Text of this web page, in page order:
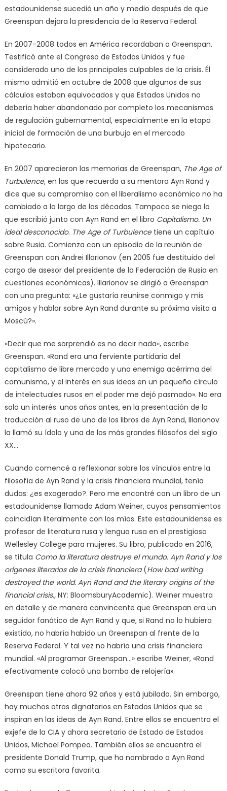
estadounidense sucedió un año y medio después de que
Greenspan dejara la presidencia de la Reserva Federal.
En 2007-2008 todos en América recordaban a Greenspan.
Testificó ante el Congreso de Estados Unidos y fue
considerado uno de los principales culpables de la crisis. Él
mismo admitió en octubre de 2008 que algunos de sus
cálculos estaban equivocados y que Estados Unidos no
debería haber abandonado por completo los mecanismos
de regulación gubernamental, especialmente en la etapa
inicial de formación de una burbuja en el mercado
hipotecario.
En 2007 aparecieron las memorias de Greenspan, The Age of
Turbulence, en las que recuerda a su mentora Ayn Rand y
dice que su compromiso con el liberalismo económico no ha
cambiado a lo largo de las décadas. Tampoco se niega lo
que escribió junto con Ayn Rand en el libro Capitalismo. Un
ideal desconocido. The Age of Turbulence tiene un capítulo
sobre Rusia. Comienza con un episodio de la reunión de
Greenspan con Andrei Illarionov (en 2005 fue destituido del
cargo de asesor del presidente de la Federación de Rusia en
cuestiones económicas). Illarionov se dirigió a Greenspan
con una pregunta: «¿Le gustaría reunirse conmigo y mis
amigos y hablar sobre Ayn Rand durante su próxima visita a
Moscú?».
«Decir que me sorprendió es no decir nada», escribe
Greenspan. «Rand era una ferviente partidaria del
capitalismo de libre mercado y una enemiga acérrima del
comunismo, y el interés en sus ideas en un pequeño círculo
de intelectuales rusos en el poder me dejó pasmado». No era
solo un interés: unos años antes, en la presentación de la
traducción al ruso de uno de los libros de Ayn Rand, Illarionov
la llamó su ídolo y una de los más grandes filósofos del siglo
XX…
Cuando comencé a reflexionar sobre los vínculos entre la
filosofía de Ayn Rand y la crisis financiera mundial, tenía
dudas: ¿es exagerado?. Pero me encontré con un libro de un
estadounidense llamado Adam Weiner, cuyos pensamientos
coincidían literalmente con los míos. Este estadounidense es
profesor de literatura rusa y lengua rusa en el prestigioso
Wellesley College para mujeres. Su libro, publicado en 2016,
se titula Como la literatura destruye el mundo. Ayn Rand y los
orígenes literarios de la crisis financiera(How bad writing
destroyed the world. Ayn Rand and the literary origins of the
financial crisis., NY: BloomsburyAcademic). Weiner muestra
en detalle y de manera convincente que Greenspan era un
seguidor fanático de Ayn Rand y que, si Rand no lo hubiera
existido, no habría habido un Greenspan al frente de la
Reserva Federal. Y tal vez no habría una crisis financiera
mundial. «Al programar Greenspan…» escribe Weiner, «Rand
efectivamente colocó una bomba de relojería».
Greenspan tiene ahora 92 años y está jubilado. Sin embargo,
hay muchos otros dignatarios en Estados Unidos que se
inspiran en las ideas de Ayn Rand. Entre ellos se encuentra el
exjefe de la CIA y ahora secretario de Estado de Estados
Unidos, Michael Pompeo. También ellos se encuentra el
presidente Donald Trump, que ha nombrado a Ayn Rand
como su escritora favorita.